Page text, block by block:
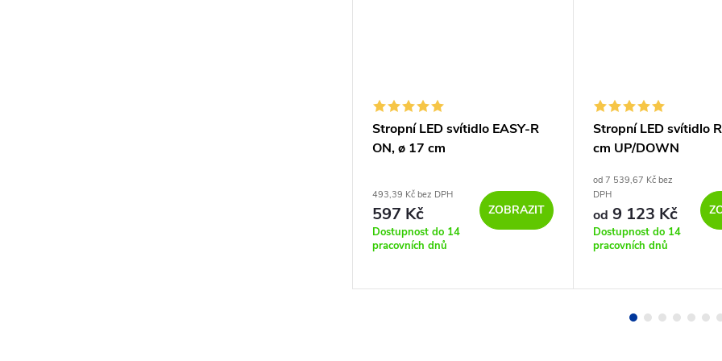
Stropní LED svítidlo EASY-R
ON, ø 17 cm
493,39 Kč bez DPH
597 Kč
Dostupnost do 14
pracovních dnů
ZOBRAZIT
Stropní LED svítidlo
cm UP/DOWN
od 7 539,67 Kč bez
DPH
od 9 123 Kč
Dostupnost do 14
pracovních dnů